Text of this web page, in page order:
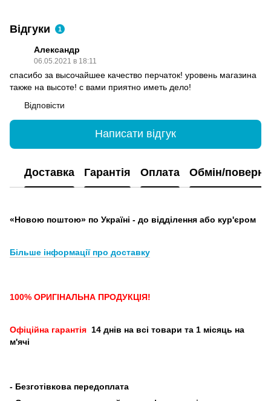
Відгуки 1
Александр
06.05.2021 в 18:11
спасибо за высочайшее качество перчаток! уровень магазина
также на высоте! с вами приятно иметь дело!
Відповісти
Написати відгук
Доставка Гарантія Оплата Обмін/
«Новою поштою» по Україні - до відділення або кур'єром
Більше інформації про доставку
100% ОРИГІНАЛЬНА ПРОДУКЦІЯ!
Офіційна гарантія 14 днів на всі товари та 1 місяць на
м'ячі
- Безготівкова передоплата